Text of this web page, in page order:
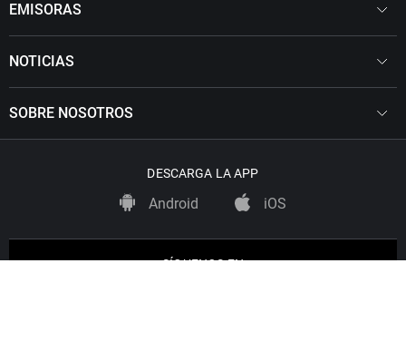
EMISORAS
NOTICIAS
SOBRE NOSOTROS
DESCARGA LA APP
Android iOS
SÍGUENOS EN